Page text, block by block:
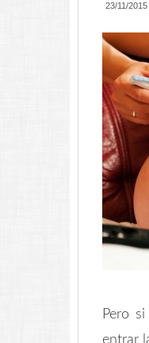
23/11/2015
Pero
entrar